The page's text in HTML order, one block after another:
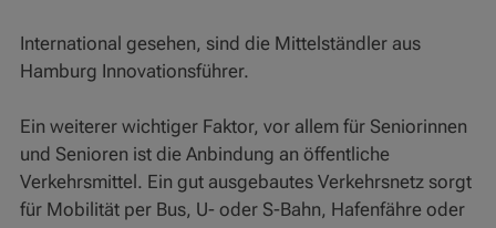
International gesehen, sind die Mittelständler aus
Hamburg Innovationsführer.
Ein weiterer wichtiger Faktor, vor allem für Seniorinnen
und Senioren ist die Anbindung an öffentliche
Verkehrsmittel. Ein gut ausgebautes Verkehrsnetz sorgt
für Mobilität per Bus, U- oder S-Bahn, Hafenfähre oder